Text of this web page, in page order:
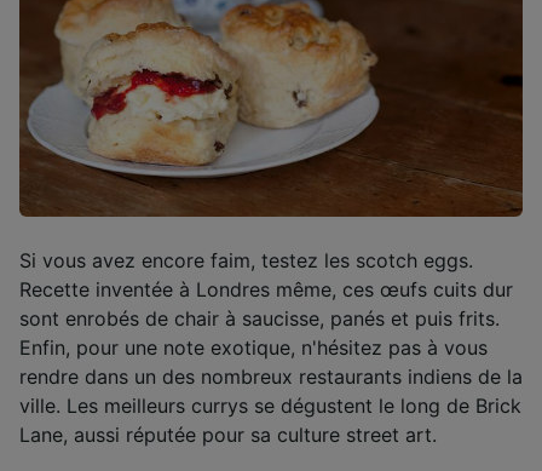
Si vous avez encore faim, testez les scotch eggs.
Recette inventée à Londres même, ces œufs cuits dur
sont enrobés de chair à saucisse, panés et puis frits.
Enfin, pour une note exotique, n'hésitez pas à vous
rendre dans un des nombreux restaurants indiens de la
ville. Les meilleurs currys se dégustent le long de Brick
Lane, aussi réputée pour sa culture street art.